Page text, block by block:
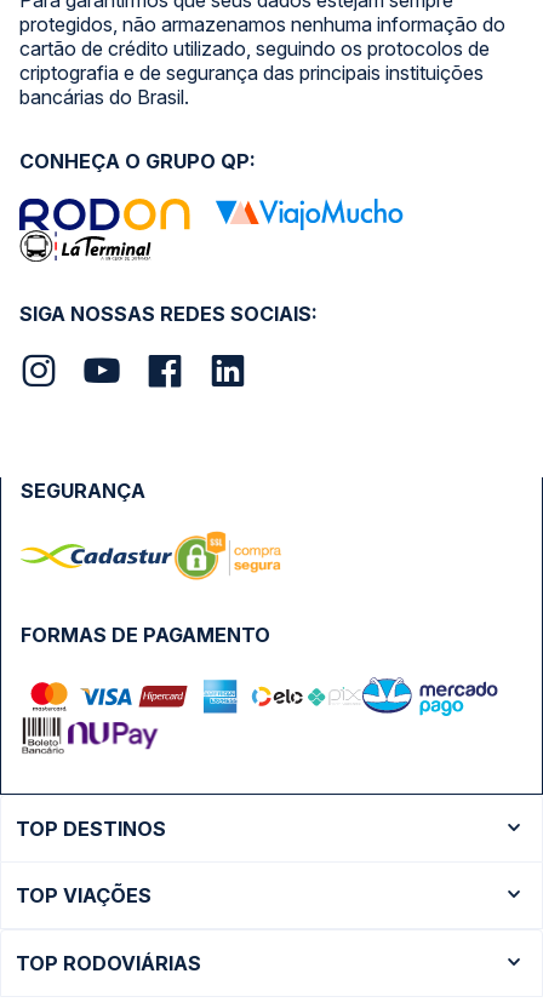
protegidos, não armazenamos nenhuma informação do
cartão de crédito utilizado, seguindo os protocolos de
criptografia e de segurança das principais instituições
bancárias do Brasil.
SIGA NOSSAS REDES SOCIAIS:
CONHEÇA O GRUPO QP:
FORMAS DE PAGAMENTO
SEGURANÇA
TOP DESTINOS
Ônibus São Paulo
TOP VIAÇÕES
TOP RODOVIÁRIAS